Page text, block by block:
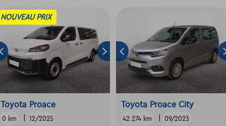
NOUVEAU PRIX
Toyota Proace
0 km 12/2025
Toyota Proace City
42.274 km 09/2023